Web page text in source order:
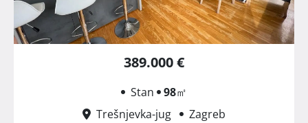
389.000 €
Stan 98㎡
Trešnjevka-jug
Zagreb